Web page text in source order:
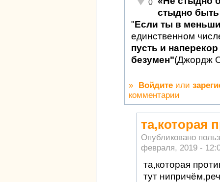
0
стыдно быть
"Если ты в
единственном
пусть и
безумен"(Джордж
» Войдите или
комментарии
та,которая
Опубликовано
февраля, 2019 -
та,которая
тут